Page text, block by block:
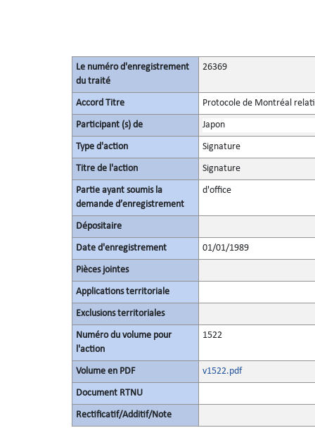
Le numéro d'enregistrement
du traité
26369
Accord Titre Protocole de Montréal
Participant (s) de Japon
Type d'action Signature
Titre de l'action Signature
Partie ayant soumis la
demande d’enregistrement
d'office
Dépositaire
Date d'enregistrement 01/01/1989
Pièces jointes
Applications territoriale
Exclusions territoriales
Numéro du volume pour
l'action
1522
Volume en PDF v1522.pdf
Document RTNU
Rectificatif/Additif/Note